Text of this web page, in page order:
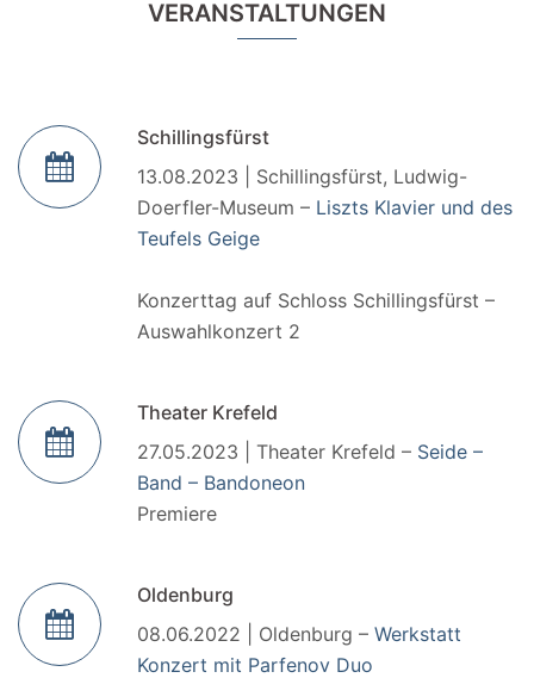
VERANSTALTUNGEN
Schillingsfürst
13.08.2023 | Schillingsfürst, Ludwig-
Doerfler-Museum – Liszts Klavier und des
Teufels Geige
Konzerttag auf Schloss Schillingsfürst –
Auswahlkonzert 2
Theater Krefeld
27.05.2023 | Theater Krefeld – Seide –
Band – Bandoneon
Premiere
Oldenburg
08.06.2022 | Oldenburg – Werkstatt
Konzert mit Parfenov Duo